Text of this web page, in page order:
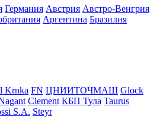
Германия Австрия Австро-Венгрия
Аргентина Бразилия
Krnka FN ЦНИИТОЧМАШ Glock
Clement КБП Тула Taurus
S.A. Steyr